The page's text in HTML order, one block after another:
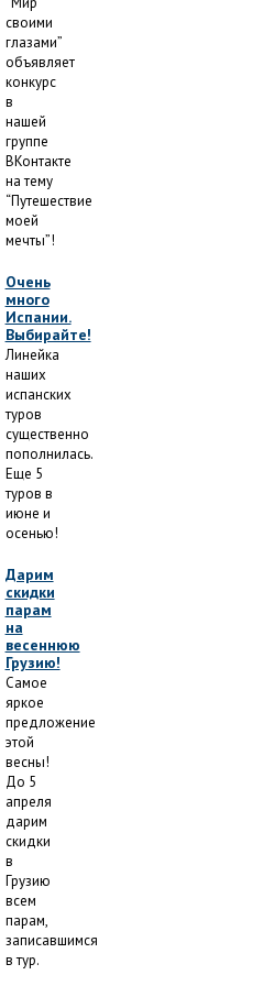
своими
глазами”
объявляет
конкурс
в
нашей
группе
ВКонтакте
на тему
“Путешествие
моей
мечты”!
Очень
много
Испании.
Выбирайте!
Линейка
наших
испанских
туров
существенно
пополнилась.
Еще 5
туров в
июне и
осенью!
Дарим
скидки
парам
на
весеннюю
Грузию!
Самое
яркое
предложение
этой
весны!
До 5
апреля
дарим
скидки
в
Грузию
всем
парам,
записавшимся
в тур.